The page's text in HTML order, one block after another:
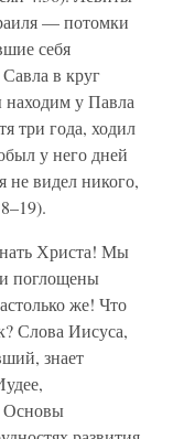
— потомки
себя
в круг
находим у Павла
три года, ходил
у него дней
не видел никого,
Христа! Мы
поглощены
же! Что
Слова Иисуса,
знает
Основы